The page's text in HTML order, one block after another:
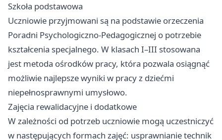
Szkoła podstawowa
Uczniowie przyjmowani są na podstawie orzeczenia
Poradni Psychologiczno-Pedagogicznej o potrzebie
kształcenia specjalnego. W klasach I–III stosowana
jest metoda ośrodków pracy, która pozwala osiągnąć
możliwie najlepsze wyniki w pracy z dziećmi
niepełnosprawnymi umysłowo.
Zajęcia rewalidacyjne i dodatkowe
W zależności od potrzeb uczniowie mogą uczestniczyć
w następujących formach zajęć: usprawnianie technik